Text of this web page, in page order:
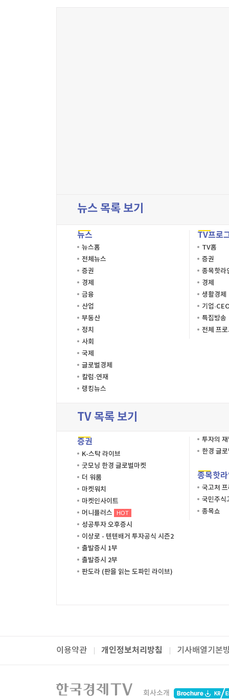
뉴스 목록 보기
뉴스
뉴스홈
전체뉴스
증권
경제
금융
산업
부동산
정치
사회
국제
글로벌경제
칼럼·연재
랭킹뉴스
TV프로
TV홈
증권
종목핫라
경제
생활경제
기업
특집방송
전체 프
TV 목록 보기
증권
K-스탁 라이브
굿모닝 한경 글로벌마켓
더 워룸
마켓워치
마켓인사이트
머니플러스
HOT
성공투자 오후증시
이상로 - 텐텐배거 투자공식 시즌2
출발증시 1부
출발증시 2부
판도라 (판을 읽는 도파민 라이브)
투자의
한경 글
종목핫
국고처
국민주식
종목쇼
이용약관 개인정보처리방침 기사배열기본
패밀리사이트
한국경제TV
회사소개